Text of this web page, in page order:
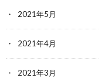
2021年5月
2021年4月
2021年3月